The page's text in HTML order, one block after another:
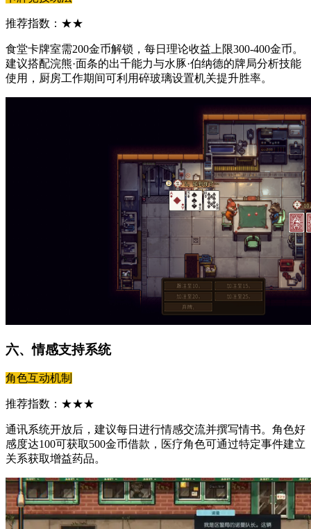
推荐指数：★★
食堂卡牌室需200金币解锁，每日理论收益上限300-400金币。
建议搭配浣熊·面条的出千能力与水豚·伯纳德的牌局分析技能
使用，厨房工作期间可利用碎玻璃设置机关提升胜率。
六、情感支持系统
角色互动机制
推荐指数：★★★
通讯系统开放后，建议每日进行情感交流并撰写情书。角色好
感度达100可获取500金币借款，医疗角色可通过特定事件建立
关系获取增益药品。